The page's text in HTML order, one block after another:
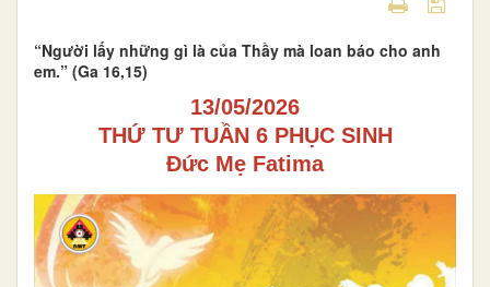
“Người lấy những gì là của Thầy mà loan báo cho anh
em.” (Ga 16,15)
13/05/2026
THỨ TƯ TUẦN 6 PHỤC SINH
Đức Mẹ Fatima